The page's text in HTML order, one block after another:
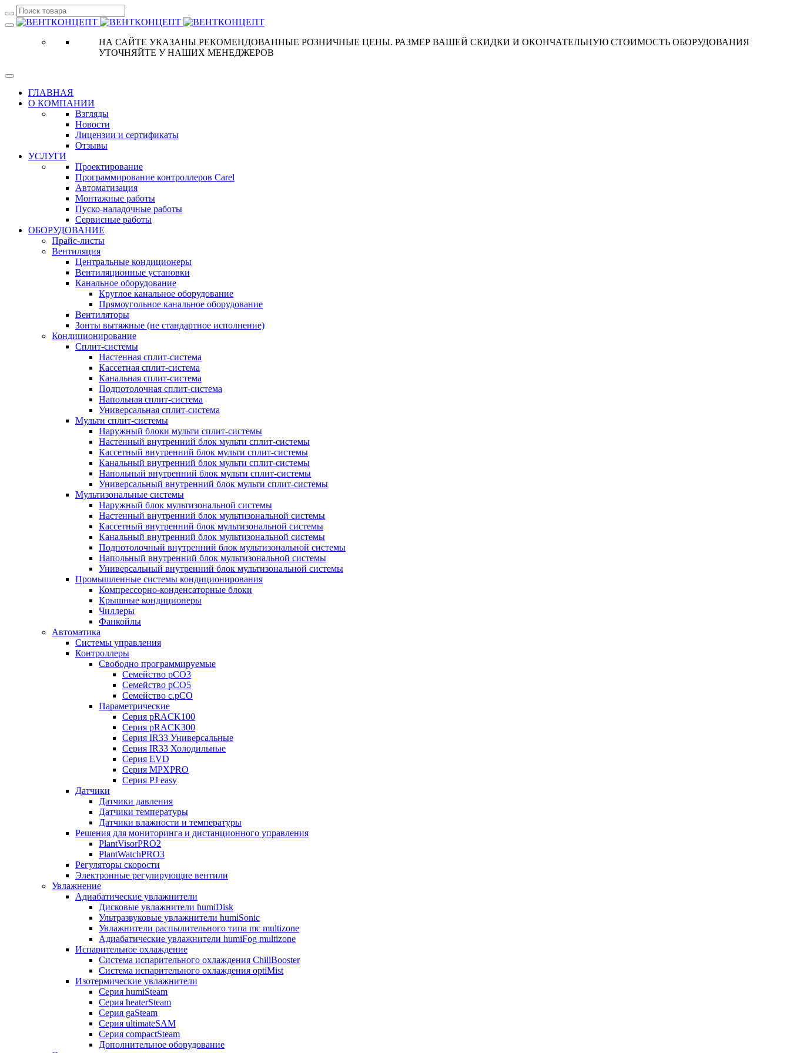
НА САЙТЕ УКАЗАНЫ РЕКОМЕНДОВАННЫЕ РОЗНИЧНЫЕ ЦЕНЫ. РАЗМЕР ВАШЕЙ СКИДКИ И ОКОНЧАТЕЛЬНУЮ СТОИМОСТЬ ОБОРУДОВАНИЯ
УТОЧНЯЙТЕ У НАШИХ МЕНЕДЖЕРОВ
ГЛАВНАЯ
О КОМПАНИИ
Взгляды
Новости
Лицензии и сертификаты
Отзывы
УСЛУГИ
Проектирование
Программирование контроллеров Carel
Автоматизация
Монтажные работы
Пуско-наладочные работы
Сервисные работы
ОБОРУДОВАНИЕ
Прайс-листы
Вентиляция
Центральные кондиционеры
Вентиляционные установки
Канальное оборудование
Круглое канальное оборудование
Прямоугольное канальное оборудование
Вентиляторы
Зонты вытяжные (не стандартное исполнение)
Кондиционирование
Сплит-системы
Настенная сплит-система
Кассетная сплит-система
Канальная сплит-система
Подпотолочная сплит-система
Напольная сплит-система
Универсальная сплит-система
Мульти сплит-системы
Наружный блоки мульти сплит-системы
Настенный внутренний блок мульти сплит-системы
Кассетный внутренний блок мульти сплит-системы
Канальный внутренний блок мульти сплит-системы
Напольный внутренний блок мульти сплит-системы
Универсальный внутренний блок мульти сплит-системы
Мультизональные системы
Наружный блок мультизональной системы
Настенный внутренний блок мультизональной системы
Кассетный внутренний блок мультизональной системы
Канальный внутренний блок мультизональной системы
Подпотолочный внутренний блок мультизональной системы
Напольный внутренний блок мультизональной системы
Универсальный внутренний блок мультизональной системы
Промышленные системы кондиционирования
Компрессорно-конденсаторные блоки
Крышные кондиционеры
Чиллеры
Фанкойлы
Автоматика
Системы управления
Контроллеры
Свободно программируемые
Семейство pCO3
Семейство pCO5
Семейство c.pCO
Параметрические
Серия pRACK100
Серия pRACK300
Серия IR33 Универсальные
Серия IR33 Холодильные
Серия EVD
Серия MPXPRO
Серия PJ easy
Датчики
Датчики давления
Датчики температуры
Датчики влажности и температуры
Решения для мониторинга и дистанционного управления
PlantVisorPRO2
PlantWatchPRO3
Регуляторы скорости
Электронные регулирующие вентили
Увлажнение
Адиабатические увлажнители
Дисковые увлажнители humiDisk
Ультразвуковые увлажнители humiSonic
Увлажнители распылительного типа mc multizone
Адиабатические увлажнители humiFog multizone
Испарительное охлаждение
Система испарительного охлаждения ChillBooster
Система испарительного охлаждения optiMist
Изотермические увлажнители
Серия humiSteam
Серия heaterSteam
Серия gaSteam
Серия ultimateSAM
Серия compactSteam
Дополнительное оборудование